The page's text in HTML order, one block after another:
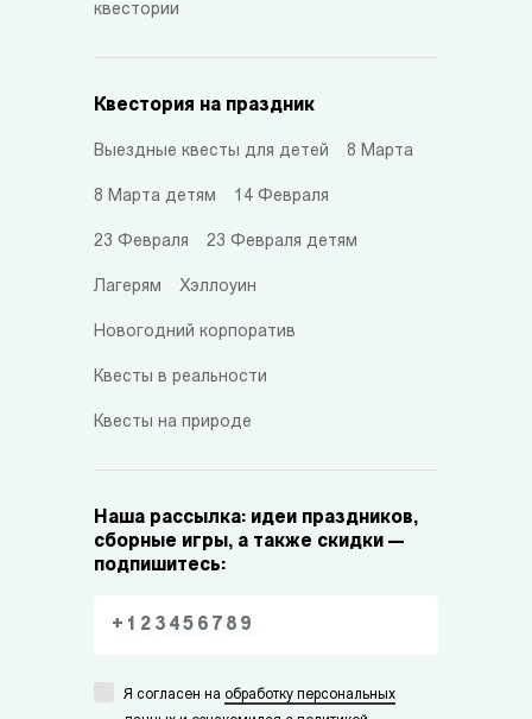
квестории
Квестория на праздник
Выездные квесты для детей 8 Марта
8 Марта детям 14 Февраля
23 Февраля 23 Февраля детям
Лагерям Хэллоуин
Новогодний корпоратив
Квесты в реальности
Квесты на природе
Наша рассылка: идеи праздников,
сборные игры, а также скидки —
подпишитесь:
Я согласен на обработку персональных